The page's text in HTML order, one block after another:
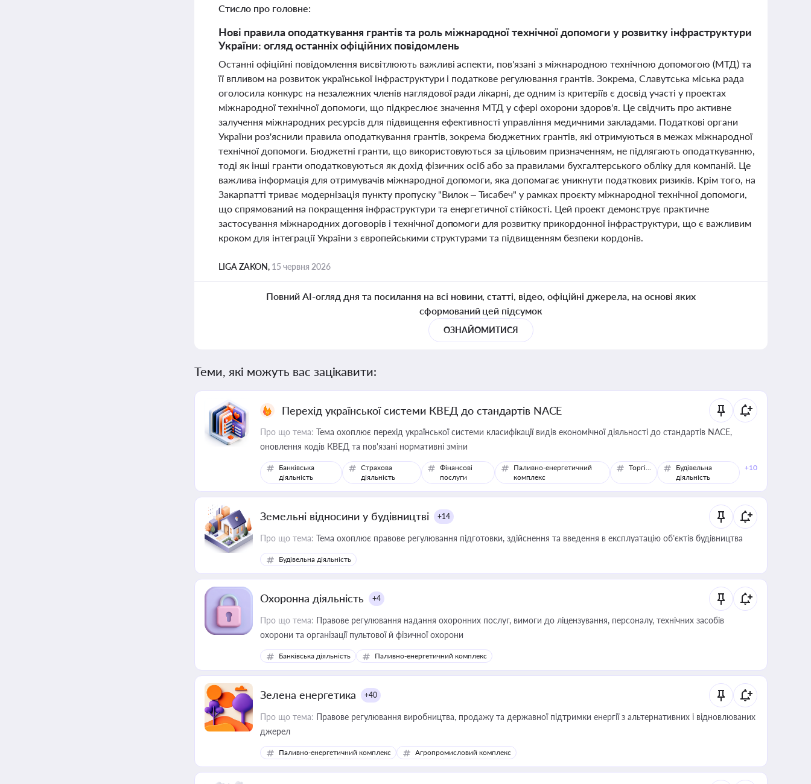
Стисло про головне:
Нові правила оподаткування грантів та роль міжнародної технічної допомоги у розвитку інфраструктури
України: огляд останніх офіційних повідомлень
Останні офіційні повідомлення висвітлюють важливі аспекти, пов'язані з міжнародною технічною допомогою (МТД) та
її впливом на розвиток української інфраструктури і податкове регулювання грантів. Зокрема, Славутська міська рада
оголосила конкурс на незалежних членів наглядової ради лікарні, де одним із критеріїв є досвід участі у проектах
міжнародної технічної допомоги, що підкреслює значення МТД у сфері охорони здоров'я. Це свідчить про активне
залучення міжнародних ресурсів для підвищення ефективності управління медичними закладами. Податкові органи
України роз'яснили правила оподаткування грантів, зокрема бюджетних грантів, які отримуються в межах міжнародної
технічної допомоги. Бюджетні гранти, що використовуються за цільовим призначенням, не підлягають оподаткуванню,
тоді як інші гранти оподатковуються як дохід фізичних осіб або за правилами бухгалтерського обліку для компаній. Це
важлива інформація для отримувачів міжнародної допомоги, яка допомагає уникнути податкових ризиків. Крім того, на
Закарпатті триває модернізація пункту пропуску "Вилок – Тисабеч" у рамках проєкту міжнародної технічної допомоги,
що спрямований на покращення інфраструктури та енергетичної стійкості. Цей проект демонструє практичне
застосування міжнародних договорів і технічної допомоги для розвитку прикордонної інфраструктури, що є важливим
кроком для інтеграції України з європейськими структурами та підвищенням безпеки кордонів.
LIGA ZAKON, 15 червня 2026
Повний AI-огляд дня та посилання на всі новини, статті, відео, офіційні джерела, на основі яких
сформований цей підсумок
ОЗНАЙОМИТИСЯ
Теми, які можуть вас зацікавити:
Перехід української системи КВЕД до стандартів NACE
Про що тема: Тема охоплює перехід української системи класифікації видів економічної діяльності до стандартів NACE,
оновлення кодів КВЕД та пов'язані нормативні зміни
Банківська
діяльність
Страхова
діяльність
Фінансові
послуги
Паливно-енергетичний
комплекс
Торгівля
Будівельна
діяльність
+10
Земельні відносини у будівництві +14
Про що тема: Тема охоплює правове регулювання підготовки, здійснення та введення в експлуатацію об’єктів будівництва
Будівельна діяльність
Охоронна діяльність +4
Про що тема: Правове регулювання надання охоронних послуг, вимоги до ліцензування, персоналу, технічних засобів
охорони та організації пультової й фізичної охорони
Банківська діяльність Паливно-енергетичний комплекс
Зелена енергетика +40
Про що тема: Правове регулювання виробництва, продажу та державної підтримки енергії з альтернативних і відновлюваних
джерел
Паливно-енергетичний комплекс Агропромисловий комплекс